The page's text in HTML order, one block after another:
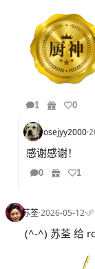
1 0
rosejyy2000·
感谢感谢！
0 1
苏荃·2026-05-12·
(^-^) 苏荃 给